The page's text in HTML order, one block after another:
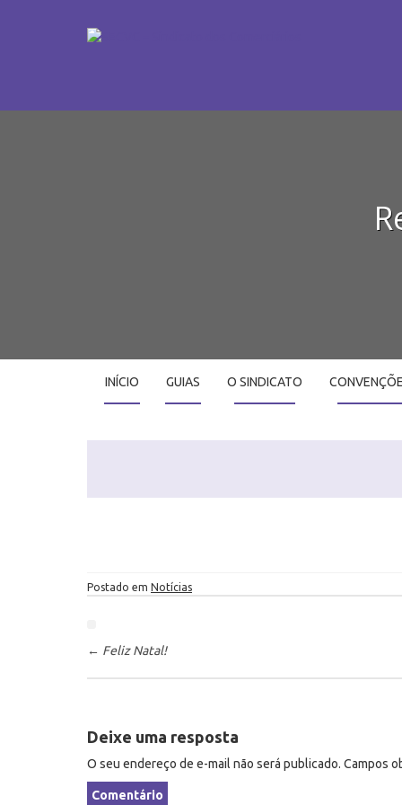
INÍCIO GUIAS O SINDICATO
Postado em Notícias
ó
s
a
v
e
← Feliz Natal!
Deixe uma resposta
O seu endereço de e-mail não será publicado. Campos
Comentário